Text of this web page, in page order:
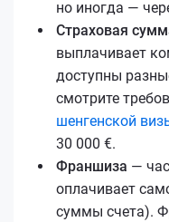
но иногда —
Страховая
выплачивает
доступны
смотрите
шенгенской
30 000 €.
Франшиза —
оплачивает
суммы счета).